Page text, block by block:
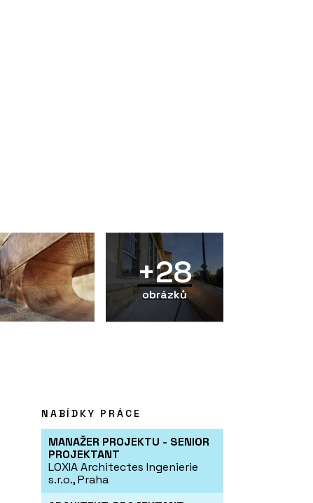
+28
obrázků
NABÍDKY PRÁCE
MANAŽER PROJEKTU - SENIOR
PROJEKTANT
LOXIA Architectes Ingenierie
s.r.o., Praha